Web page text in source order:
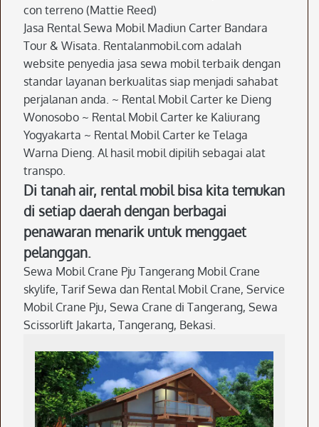
con terreno (Mattie Reed)
Jasa Rental Sewa Mobil Madiun Carter Bandara
Tour & Wisata. Rentalanmobil.com adalah
website penyedia jasa sewa mobil terbaik dengan
standar layanan berkualitas siap menjadi sahabat
perjalanan anda. ~ Rental Mobil Carter ke Dieng
Wonosobo ~ Rental Mobil Carter ke Kaliurang
Yogyakarta ~ Rental Mobil Carter ke Telaga
Warna Dieng. Al hasil mobil dipilih sebagai alat
transpo.
Di tanah air, rental mobil bisa kita temukan
di setiap daerah dengan berbagai
penawaran menarik untuk menggaet
pelanggan.
Sewa Mobil Crane Pju Tangerang Mobil Crane
skylife, Tarif Sewa dan Rental Mobil Crane, Service
Mobil Crane Pju, Sewa Crane di Tangerang, Sewa
Scissorlift Jakarta, Tangerang, Bekasi.